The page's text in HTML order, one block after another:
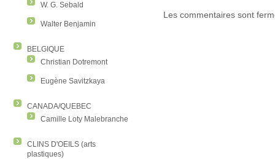
W. G. Sebald
Walter Benjamin
BELGIQUE
Christian Dotremont
Eugène Savitzkaya
CANADA/QUEBEC
Camille Loty Malebranche
CLINS D'OEILS (arts
plastiques)
Les commentaires sont